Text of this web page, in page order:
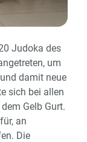
Judoka des
um
damit neue
sich bei allen
Gelb Gurt.
an
Die